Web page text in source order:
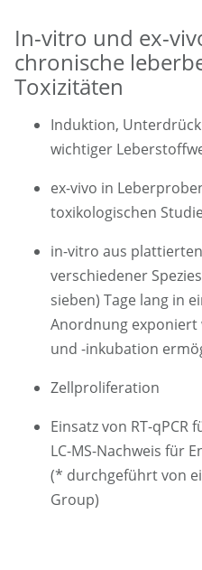
In-vitro und ex-
chronische
Toxizitäten
Induktion,
wichtiger
ex-vivo in
toxikologischen
in-vitro aus
verschiedener
sieben) Tage lang in
Anordnung exponiert
und -inkubation
Zellproliferation
Einsatz von RT-
LC-MS-Nachweis für
(* durchgeführt von
Group)